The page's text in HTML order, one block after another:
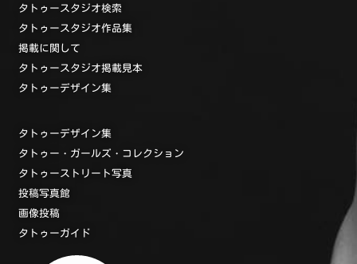
タトゥースタジオ検索
タトゥースタジオ作品集
掲載に関して
タトゥースタジオ掲載見本
タトゥーデザイン集
タトゥーデザイン集
タトゥー・ガールズ・コレクション
タトゥーストリート写真
投稿写真館
画像投稿
タトゥーガイド